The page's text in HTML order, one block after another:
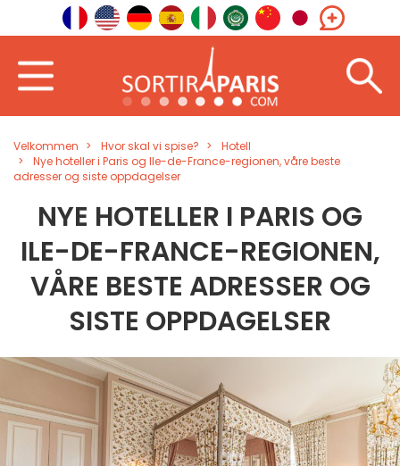
Velkommen Hvor skal vi spise?
Hotell
Nye hoteller i Paris og Ile-de-France-regionen, våre beste
adresser og siste oppdagelser
NYE HOTELLER I PARIS OG
ILE-DE-FRANCE-REGIONEN,
VÅRE BESTE ADRESSER OG
SISTE OPPDAGELSER